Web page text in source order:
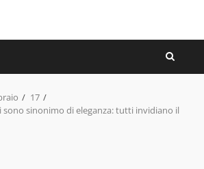
17
sono sinonimo di eleganza: tutti invidiano il